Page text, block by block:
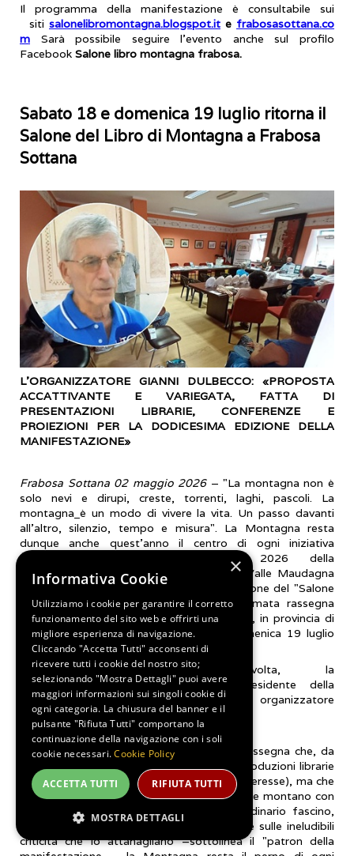
Il programma della manifestazione è consultabile sui
siti salonelibromontagna.blogspot.it e frabosasottana.co
m Sarà possibile seguire l’evento anche sul profilo
Facebook Salone libro montagna frabosa.
Sabato 18 e domenica 19 luglio ritorna il
Salone del Libro di Montagna a Frabosa
Sottana
L’ORGANIZZATORE GIANNI DULBECCO: «PROPOSTA
ACCATTIVANTE E VARIEGATA, FATTA DI
PRESENTAZIONI LIBRARIE, CONFERENZE E
PROIEZIONI PER LA DODICESIMA EDIZIONE DELLA
MANIFESTAZIONE»
Frabosa Sottana 02 maggio 2026– "La montagna non è
solo nevi e dirupi, creste, torrenti, laghi, pascoli. La
montagna è un modo di vivere la vita. Un passo davanti
all'altro, silenzio, tempo e misura". La Montagna resta
dunque anche quest’anno il centro di ogni iniziativa
promossa nell’ambito dell’edizione 2026 della
manifestazione. L'Associazione Culturale Valle Maudagna
annuncia l'organizzazione della 12ma edizione del "Salone
del Libro di Montagna", popolare e rinomata rassegna
culturale in programma a Frabosa Sottana, in provincia di
Cuneo, nelle giornate di sabato 18 e domenica 19 luglio
prossimi.
Grande, ancora una volta, la
soddisfazione di Gianni Dulbecco, presidente della
Associazione Culturale Valle Maudagna e organizzatore
dell'evento.
«Ogni anno una candelina in più per una rassegna che, da
sempre, dirige lo sguardo verso le nuove produzioni librarie
(che non sono poche e tutte di notevole interesse), ma che
è attenta a tutto ciò che riguarda l'ambiente montano con
le sue innumerevoli bellezze, il suo straordinario fascino,
ponendo però anche particolare attenzione sulle ineludibili
criticità che lo attanagliano –sottolinea il "patron della
×
Informativa Cookie
Utilizziamo i cookie per garantire il corretto
funzionamento del sito web e offrirti una
migliore esperienza di navigazione.
Cliccando "Accetta Tutti" acconsenti di
ricevere tutti i cookie del nostro sito;
selezionando "Mostra Dettagli" puoi avere
maggiori informazioni sui singoli cookie di
ogni categoria. La chiusura del banner e il
pulsante "Rifiuta Tutti" comportano la
continuazione della navigazione con i soli
cookie necessari.Cookie Policy
ACCETTA TUTTI RIFIUTA TUTTI
MOSTRA DETTAGLI